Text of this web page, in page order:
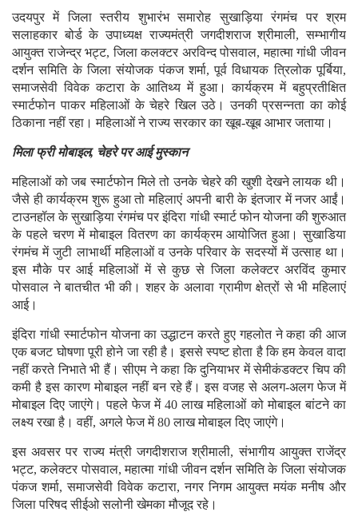
उदयपुर में जिला स्तरीय शुभारंभ समारोह सुखाड़िया रंगमंच पर श्रम
सलाहकार बोर्ड के उपाध्यक्ष राज्यमंत्री जगदीशराज श्रीमाली, सम्भागीय
आयुक्त राजेन्द्र भट्ट, जिला कलक्टर अरविन्द पोसवाल, महात्मा गांधी जीवन
दर्शन समिति के जिला संयोजक पंकज शर्मा, पूर्व विधायक त्रिलोक पूर्बिया,
समाजसेवी विवेक कटारा के आतिथ्य में हुआ। कार्यक्रम में बहुप्रतीक्षित
स्मार्टफोन पाकर महिलाओं के चेहरे खिल उठे। उनकी प्रसन्नता का कोई
ठिकाना नहीं रहा। महिलाओं ने राज्य सरकार का खूब-खूब आभार जताया।
मिला फ्री मोबाइल, चेहरे पर आई मुस्कान
महिलाओं को जब स्मार्टफोन मिले तो उनके चेहरे की खुशी देखने लायक थी।
जैसे ही कार्यक्रम शुरू हुआ तो महिलाएं अपनी बारी के इंतजार में नजर आईं।
टाउनहॉल के सुखाड़िया रंगमंच पर इंदिरा गांधी स्मार्ट फोन योजना की शुरुआत
के पहले चरण में मोबाइल वितरण का कार्यक्रम आयोजित हुआ। सुखाडिया
रंगमंच में जुटी लाभार्थी महिलाओं व उनके परिवार के सदस्यों में उत्साह था।
इस मौके पर आई महिलाओं में से कुछ से जिला कलेक्टर अरविंद कुमार
पोसवाल ने बातचीत भी की। शहर के अलावा ग्रामीण क्षेत्रों से भी महिलाएं
आई।
इंदिरा गांधी स्मार्टफोन योजना का उद्धाटन करते हुए गहलोत ने कहा की आज
एक बजट घोषणा पूरी होने जा रही है। इससे स्पष्ट होता है कि हम केवल वादा
नहीं करते निभाते भी हैं। सीएम ने कहा कि दुनियाभर में सेमीकंडक्टर चिप की
कमी है इस कारण मोबाइल नहीं बन रहे हैं। इस वजह से अलग-अलग फेज में
मोबाइल दिए जाएंगे। पहले फेज में 40 लाख महिलाओं को मोबाइल बांटने का
लक्ष्य रखा है। वहीं, अगले फेज में 80 लाख मोबाइल दिए जाएंगे।
इस अवसर पर राज्य मंत्री जगदीशराज श्रीमाली, संभागीय आयुक्त राजेंद्र
भट्ट, कलेक्टर पोसवाल, महात्मा गांधी जीवन दर्शन समिति के जिला संयोजक
पंकज शर्मा, समाजसेवी विवेक कटारा, नगर निगम आयुक्त मयंक मनीष और
जिला परिषद सीईओ सलोनी खेमका मौजूद रहे।